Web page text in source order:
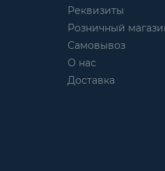
Реквизиты
Розничный
Самовывоз
О нас
Доставка